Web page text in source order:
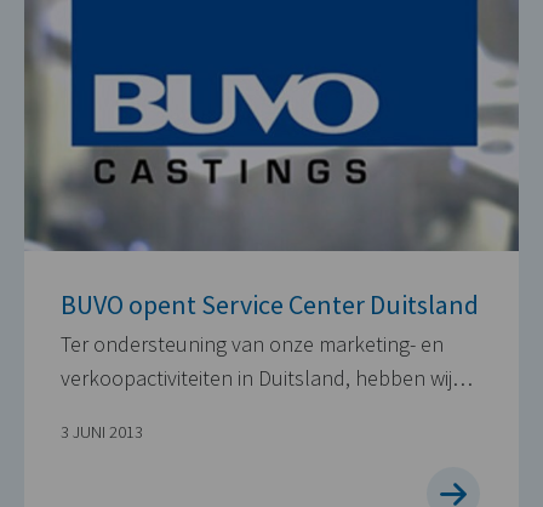
BUVO opent Service Center Duitsland
Ter ondersteuning van onze marketing- en
verkoopactiviteiten in Duitsland, hebben wij…
3 JUNI 2013